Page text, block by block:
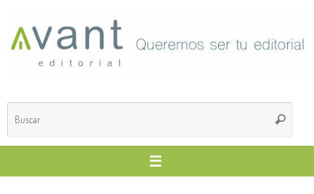
contenido
Buscar